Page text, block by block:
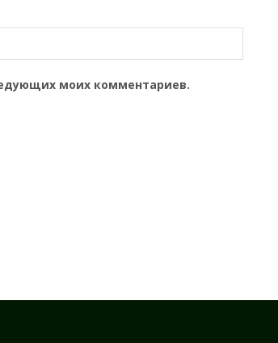
моих комментариев.